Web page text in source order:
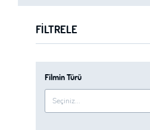
FILTRELE
Filmin Türü